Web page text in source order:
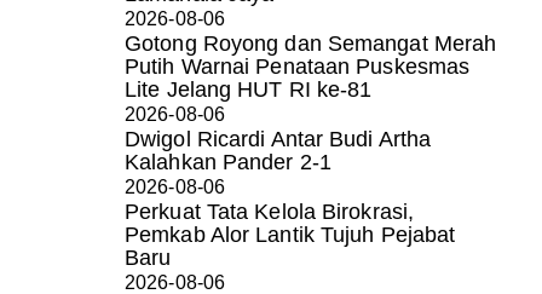
2026-08-06
Gotong Royong dan Semangat Merah
Putih Warnai Penataan Puskesmas
Lite Jelang HUT RI ke-81
2026-08-06
Dwigol Ricardi Antar Budi Artha
Kalahkan Pander 2-1
2026-08-06
Perkuat Tata Kelola Birokrasi,
Pemkab Alor Lantik Tujuh Pejabat
Baru
2026-08-06